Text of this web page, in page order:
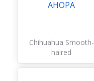
АНОРА
Chihuahua Smooth-
haired